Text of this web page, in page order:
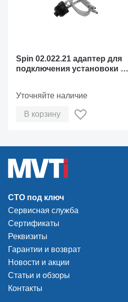
Spin 02.022.21 адаптер для
подключения установоки к
Уточняйте наличие
В корзину
СТО под ключ
Сервисная служба
Сертификаты
Реквизиты
Гарантии и возврат
Новости и акции
Статьи и обзоры
Контакты